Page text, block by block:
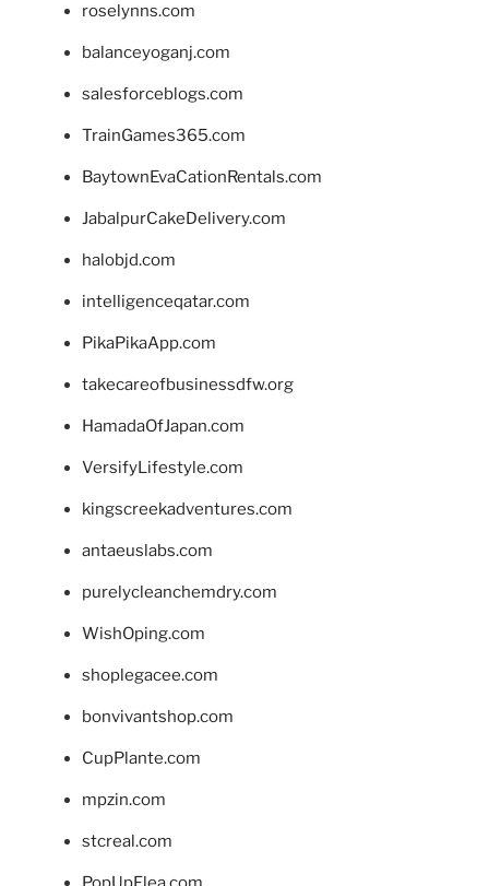
roselynns.com
balanceyoganj.com
salesforceblogs.com
TrainGames365.com
BaytownEvaCationRentals.com
JabalpurCakeDelivery.com
halobjd.com
intelligenceqatar.com
PikaPikaApp.com
takecareofbusinessdfw.org
HamadaOfJapan.com
VersifyLifestyle.com
kingscreekadventures.com
antaeuslabs.com
purelycleanchemdry.com
WishOping.com
shoplegacee.com
bonvivantshop.com
CupPlante.com
mpzin.com
stcreal.com